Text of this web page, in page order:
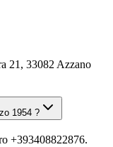
21, 33082 Azzano
1954 ?
+393408822876.